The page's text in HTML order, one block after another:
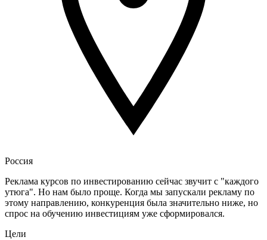
Россия
Реклама курсов по инвестированию сейчас звучит с "каждого
утюга". Но нам было проще. Когда мы запускали рекламу по
этому направлению, конкуренция была значительно ниже, но
спрос на обучению инвестициям уже сформировался.
Цели